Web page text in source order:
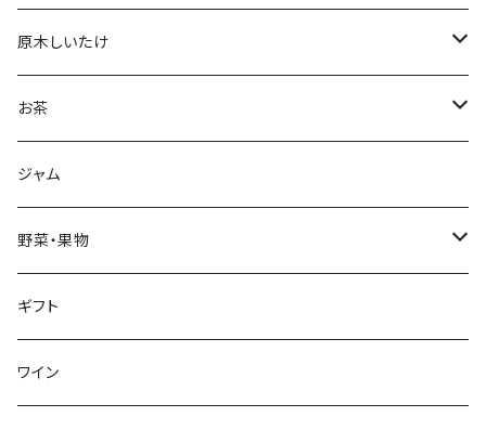
原木しいたけ
生しいたけ
干し椎茸
加工品
お茶
深蒸し茶
リーフ
ハーブティ
ティーバッグ
リーフ
加工品
くき茶
ジャム
野菜・果物
野菜
芋類
果物
ギフト
ワイン